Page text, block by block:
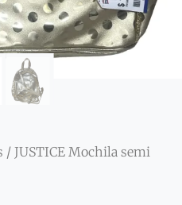
/ JUSTICE Mochila semi